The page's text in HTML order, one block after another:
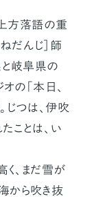
方落語の重
だんじ］師
と岐阜県の
の｢本日、
じつは、伊吹
ことは、い
、まだ雪が
から吹き抜